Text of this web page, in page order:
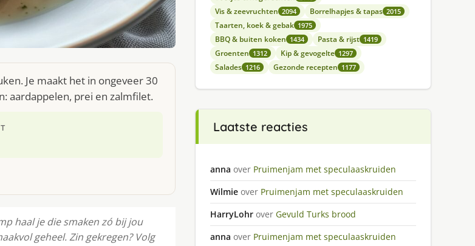
Je maakt het in ongeveer 30
aardappelen, prei en zalmfilet.
haal je die smaken zó bij jou
geheel. Zin gekregen? Volg
Vis & zeevruchten 2094 Borrelhapjes & tapas 2015
Taarten, koek & gebak 1975
BBQ & buiten koken 1434 Pasta & rijst 1419
Groenten 1312 Kip & gevogelte 1297
Salades 1216 Gezonde recepten 1177
Laatste reacties
anna over Pruimenjam met speculaaskruiden
Wilmie over Pruimenjam met speculaaskruiden
HarryLohr over Gevuld Turks brood
anna over Pruimenjam met speculaaskruiden